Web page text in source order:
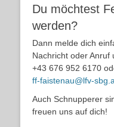
Du möchtest
werden?
Dann melde dich
Nachricht oder Anruf
+43 676 952 6170
ff-faistenau@lfv-
Auch Schnupperer
freuen uns auf dich!